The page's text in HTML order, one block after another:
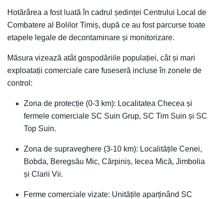
Hotărârea a fost luată în cadrul ședinței Centrului Local de
Combatere al Bolilor Timiș, după ce au fost parcurse toate
etapele legale de decontaminare și monitorizare.
Măsura vizează atât gospodăriile populației, cât și mari
exploatații comerciale care fuseseră incluse în zonele de
control:
Zona de protecție (0-3 km): Localitatea Checea și
fermele comerciale SC Suin Grup, SC Tim Suin și SC
Top Suin.
Zona de supraveghere (3-10 km): Localitățile Cenei,
Bobda, Beregsău Mic, Cărpiniș, Iecea Mică, Jimbolia
și Clarii Vii.
Ferme comerciale vizate: Unitățile aparținând SC